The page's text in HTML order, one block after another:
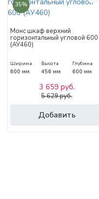
35%
Монс шкаф верхний
горизонтальный угловой 600
(АУ460)
Ширина
600 мм
Высота
456 мм
Глубина
600 мм
Добавить
3 659 руб.
5 629 руб.